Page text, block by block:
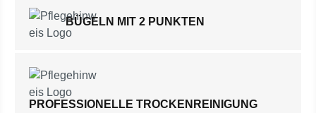
BÜGELN MIT 2 PUNKTEN
PROFESSIONELLE TROCKENREINIGUNG